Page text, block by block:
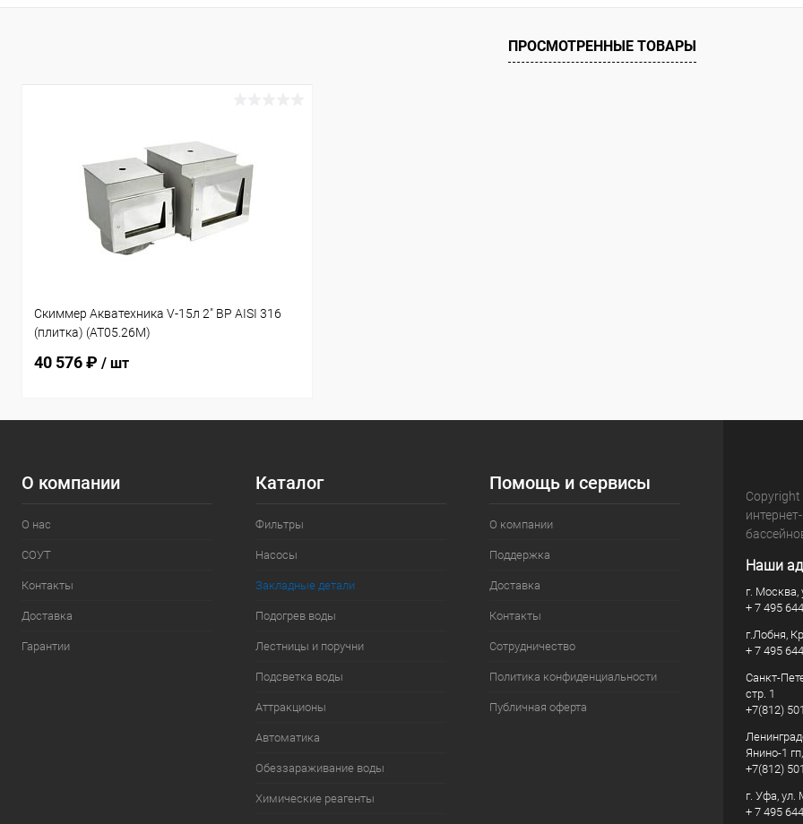
В избранное В избранное
Под заказ
ПРОСМОТРЕННЫЕ ТОВАРЫ
Скиммер Акватехника V-15л 2" ВР AISI 316
(плитка) (AT05.26M)
40 576 ₽ / шт
О компании
О нас
СОУТ
Контакты
Доставка
Гарантии
Каталог
Фильтры
Насосы
Закладные детали
Подогрев воды
Лестницы и поручни
Подсветка воды
Аттракционы
Автоматика
Обеззараживание воды
Химические реагенты
Помощь и сервисы
О компании
Поддержка
Доставка
Контакты
Сотрудничество
Политика конфиденциальности
Публичная оферта
Наши
г. Москва,
+ 7 495
г.Лобня,
+ 7 495
Санкт-
стр. 1
+7(812)
Янино-1
+7(812)
г. Уфа, ул.
+ 7 495